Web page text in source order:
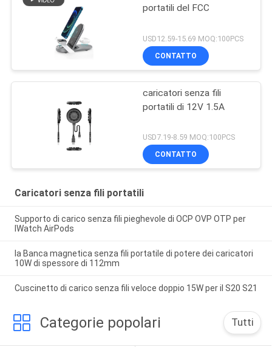
portatili del FCC
USD12.59-15.69 MOQ:100PCS
CONTATTO
caricatori senza fili
portatili di 12V 1.5A
USD7.19-8.59 MOQ:100PCS
CONTATTO
Caricatori senza fili portatili
Supporto di carico senza fili pieghevole di OCP OVP OTP per
IWatch AirPods
la Banca magnetica senza fili portatile di potere dei caricatori
10W di spessore di 112mm
Cuscinetto di carico senza fili veloce doppio 15W per il S20 S21
Categorie popolari Tutti